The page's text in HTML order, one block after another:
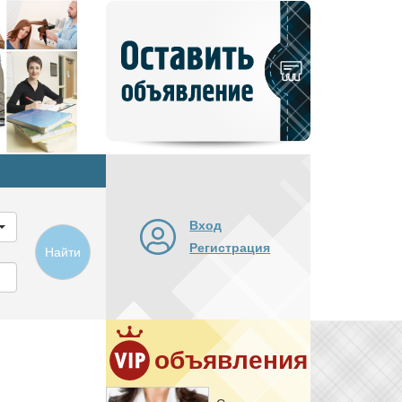
объявление
Найти
Вход
Регистрация
объявления